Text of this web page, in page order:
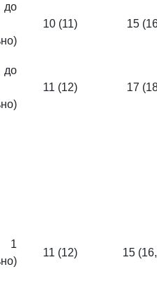
10 (11) 15
11 (12) 17
11 (12) 15